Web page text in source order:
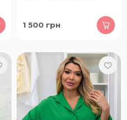
1 500 грн